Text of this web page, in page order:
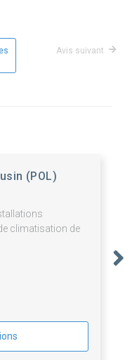
Avis suivant
(POL)
climatisation de